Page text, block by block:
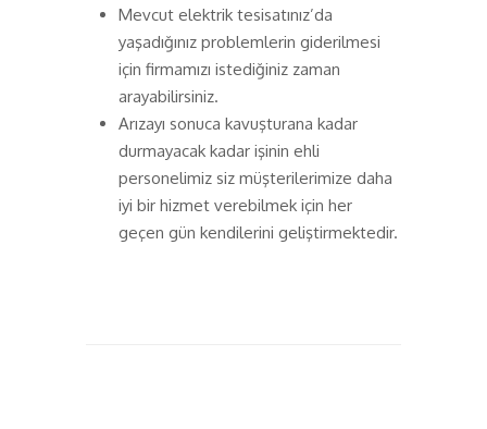
Mevcut elektrik tesisatınız’da
yaşadığınız problemlerin giderilmesi
için firmamızı istediğiniz zaman
arayabilirsiniz.
Arızayı sonuca kavuşturana kadar
durmayacak kadar işinin ehli
personelimiz siz müşterilerimize daha
iyi bir hizmet verebilmek için her
geçen gün kendilerini geliştirmektedir.